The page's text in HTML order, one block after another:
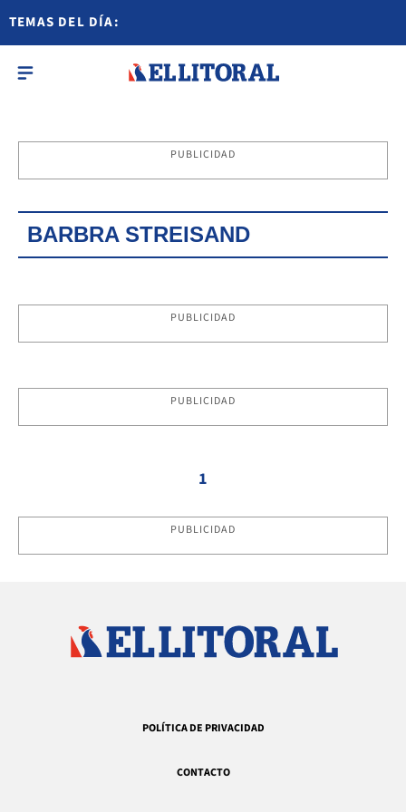
TEMAS DEL DÍA:
PUBLICIDAD
BARBRA STREISAND
PUBLICIDAD
PUBLICIDAD
1
PUBLICIDAD
POLÍTICA DE PRIVACIDAD
CONTACTO